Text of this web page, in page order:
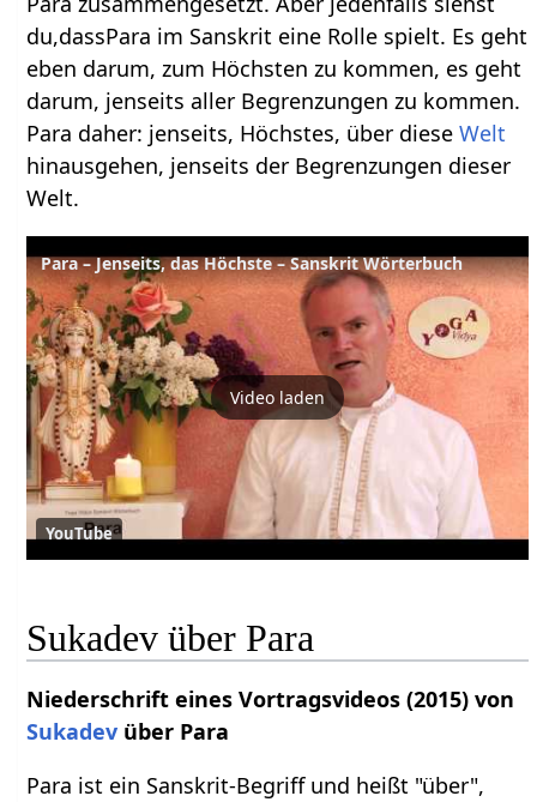
du,dassPara im Sanskrit eine Rolle spielt. Es geht
eben darum, zum Höchsten zu kommen, es geht
darum, jenseits aller Begrenzungen zu kommen.
Para daher: jenseits, Höchstes, über dieseWelt
hinausgehen, jenseits der Begrenzungen dieser
Welt.
Para – Jenseits, das Höchste – Sanskrit Wörterbuch
Video laden
YouTube
Sukadev über Para
Niederschrift eines Vortragsvideos (2015) von
Sukadev über Para
Para ist ein Sanskrit-Begriff und heißt "über",